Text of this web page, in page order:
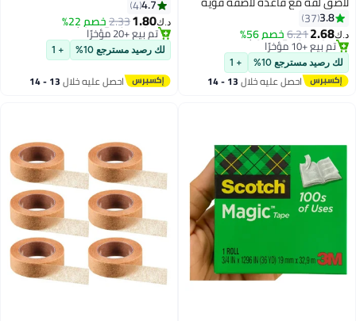
لمشاريع الفن الحرفي
البيضاء وتنظيم الثلاجة.
طول 1 متر.
3.8
37
2.68
6.21خصم 56%
#1 في الشريط المغناطيسي
أقل سعر في 30 يوم
تم بيع +10 مؤخرًا
#1 في الشريط المغناطيسي
رصيد مسترجع 10% + 1
احصل عليه خلال 13 - 14
لفات]
4.7
4
1.80
2.33خصم 22%
#6 في الشريط اللاصق
أقل سعر في 7 يوم
تم بيع +20 مؤخرًا
#6 في الشريط اللاصق
لك رصيد مسترجع 10% + 1
احصل عليه خلال 13 - 14